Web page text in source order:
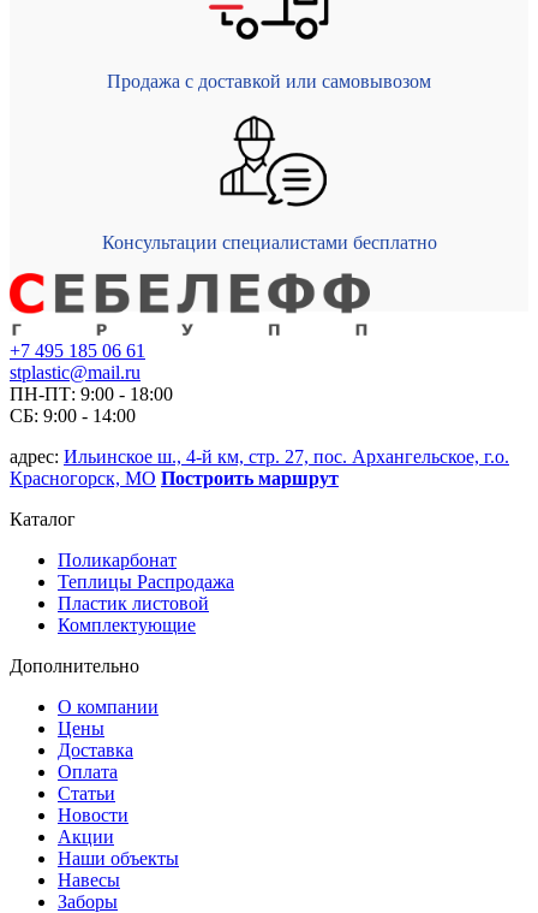
Продажа с доставкой или самовывозом
Консультации специалистами бесплатно
+7 495 185 06 61
stplastic@mail.ru
ПН-ПТ: 9:00 - 18:00
СБ: 9:00 - 14:00
адрес: Ильинское ш., 4-й км, стр. 27, пос. Архангельское, г.о.
Красногорск, МО Построить маршрут
Каталог
Поликарбонат
Теплицы Распродажа
Пластик листовой
Комплектующие
Дополнительно
О компании
Цены
Доставка
Оплата
Статьи
Новости
Акции
Наши объекты
Навесы
Заборы